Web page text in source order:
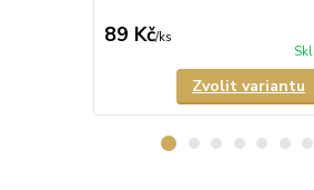
89 Kč/ks
Zvolit variantu